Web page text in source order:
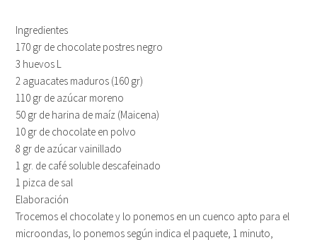
Ingredientes
170 gr de chocolate postres negro
3 huevos L
2 aguacates maduros (160 gr)
110 gr de azúcar moreno
50 gr de harina de maíz (Maicena)
10 gr de chocolate en polvo
8 gr de azúcar vainillado
1 gr. de café soluble descafeinado
1 pizca de sal
Elaboración
Trocemos el chocolate y lo ponemos en un cuenco apto para el
microondas, lo ponemos según indica el paquete, 1 minuto,